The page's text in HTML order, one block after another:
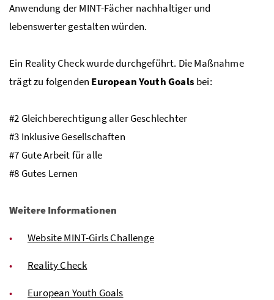
Anwendung derMINT-Fächer nachhaltiger und
lebenswerter gestalten würden.
Ein Reality Checkwurde durchgeführt. Die Maßnahme
trägt zu folgenden European Youth Goals bei:
#2 Gleichberechtigung aller Geschlechter
#3 Inklusive Gesellschaften
#7 Gute Arbeit für alle
#8 Gutes Lernen
Weitere Informationen
Website MINT-Girls Challenge
Reality Check
European Youth Goals